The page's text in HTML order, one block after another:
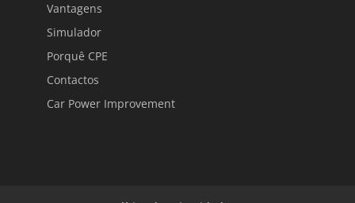
Vantagens
Simulador
Porquê CPE
Contactos
Car Power Improvement